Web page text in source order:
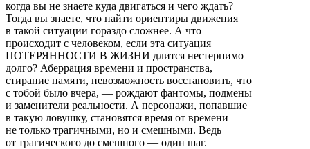
когда вы не знаете куда двигаться и чего ждать?
Тогда вы знаете, что найти ориентиры движения
в такой ситуации гораздо сложнее. А что
происходит с человеком, если эта ситуация
ПОТЕРЯННОСТИ В ЖИЗНИ длится нестерпимо
долго? Аберрация времени и пространства,
стирание памяти, невозможность восстановить, что
с тобой было вчера, — рождают фантомы, подмены
и заменители реальности. А персонажи, попавшие
в такую ловушку, становятся время от времени
не только трагичными, но и смешными. Ведь
от трагического до смешного — один шаг.